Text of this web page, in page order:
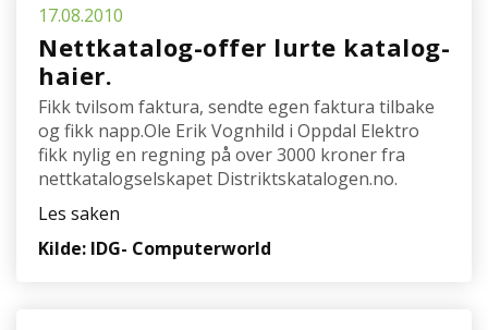
17.08.2010
Nettkatalog-offer lurte katalog-
haier.
Fikk tvilsom faktura, sendte egen faktura tilbake
og fikk napp.Ole Erik Vognhild i Oppdal Elektro
fikk nylig en regning på over 3000 kroner fra
nettkatalogselskapet Distriktskatalogen.no.
Les saken
Kilde: IDG- Computerworld